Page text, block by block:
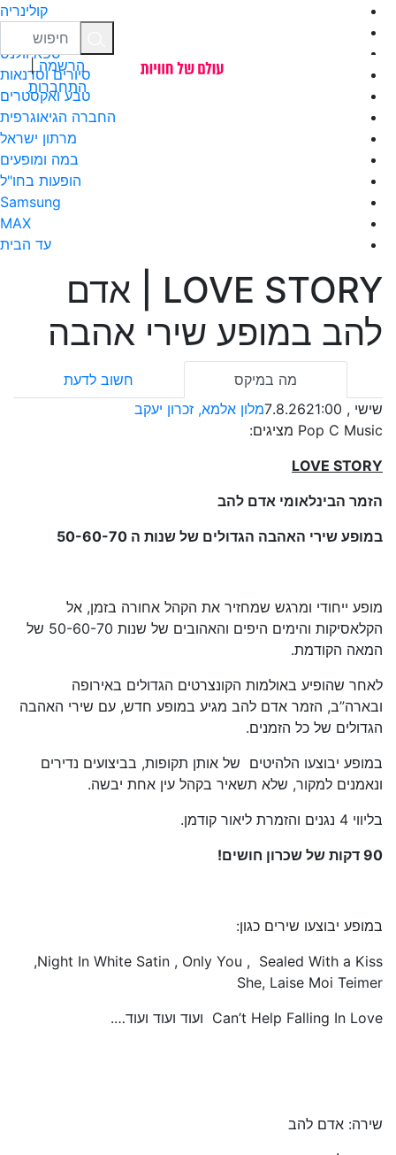
הרשמה
התחברות
קולינריה
יקבים ומבשלות
ספא וולנס
סיורים וסדנאות
טבע ואקסטרים
החברה הגיאוגרפית
מרתון ישראל
במה ומופעים
הופעות בחו"ל
Samsung
MAX
עד הבית
LOVE STORY | אדם
להב במופע שירי אהבה
מה במיקס
חשוב לדעת
שישי , 7.8.26 21:00
מלון אלמא, זכרון יעקב
Pop C Music מציגים:
LOVE STORY
הזמר הבינלאומי אדם להב
במופע שירי האהבה הגדולים של שנות ה 50-60-70
מופע ייחודי ומרגש שמחזיר את הקהל אחורה בזמן, אל
הקלאסיקות והימים היפים והאהובים של שנות 50-60-70 של
המאה הקודמת.
לאחר שהופיע באולמות הקונצרטים הגדולים באירופה
ובארה”ב, הזמר אדם להב מגיע במופע חדש, עם שירי האהבה
הגדולים של כל הזמנים.
במופע יבוצעו הלהיטים של אותן תקופות, בביצועים נדירים
ונאמנים למקור, שלא תשאיר בקהל עין אחת יבשה.
בליווי 4 נגנים והזמרת ליאור קודמן.
90 דקות של שכרון חושים!
במופע יבוצעו שירים כגון:
‏Sealed With a Kiss , ‏Only You , ‏Night In White Satin,
שירה: אדם להב